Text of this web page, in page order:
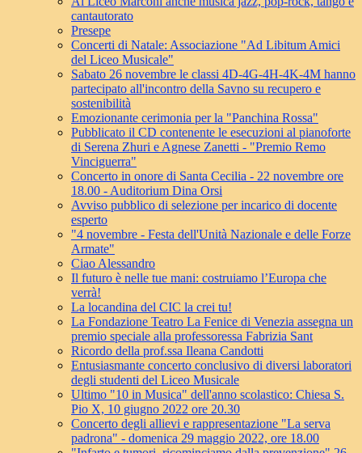
cantautorato
Presepe
Concerti di Natale: Associazione "Ad Libitum Amici
del Liceo Musicale"
Sabato 26 novembre le classi 4D-4G-4H-4K-4M hanno
partecipato all'incontro della Savno su recupero e
sostenibilità
Emozionante cerimonia per la "Panchina Rossa"
Pubblicato il CD contenente le esecuzioni al pianoforte
di Serena Zhuri e Agnese Zanetti - "Premio Remo
Vinciguerra"
Concerto in onore di Santa Cecilia - 22 novembre ore
18.00 - Auditorium Dina Orsi
Avviso pubblico di selezione per incarico di docente
esperto
"4 novembre - Festa dell'Unità Nazionale e delle Forze
Armate"
Ciao Alessandro
Il futuro è nelle tue mani: costruiamo l’Europa che
verrà!
La locandina del CIC la crei tu!
La Fondazione Teatro La Fenice di Venezia assegna un
premio speciale alla professoressa Fabrizia Sant
Ricordo della prof.ssa Ileana Candotti
Entusiasmante concerto conclusivo di diversi laboratori
degli studenti del Liceo Musicale
Ultimo "10 in Musica" dell'anno scolastico: Chiesa S.
Pio X, 10 giugno 2022 ore 20.30
Concerto degli allievi e rappresentazione "La serva
padrona" - domenica 29 maggio 2022, ore 18.00